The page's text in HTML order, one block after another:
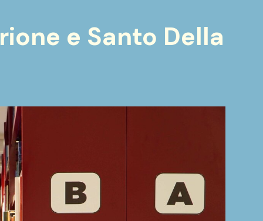
e Santo Della